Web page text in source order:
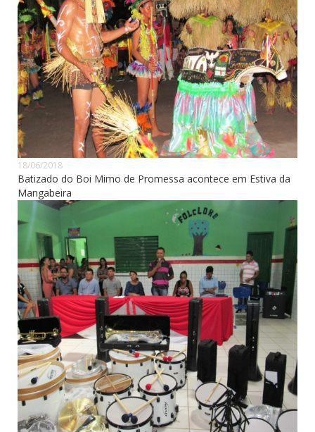
18/06/2018
Batizado do Boi Mimo de Promessa acontece em Estiva da
Mangabeira